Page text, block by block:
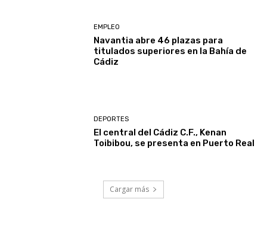
EMPLEO
Navantia abre 46 plazas para
titulados superiores en la Bahía de
Cádiz
DEPORTES
El central del Cádiz C.F., Kenan
Toibibou, se presenta en Puerto Real
Cargar más